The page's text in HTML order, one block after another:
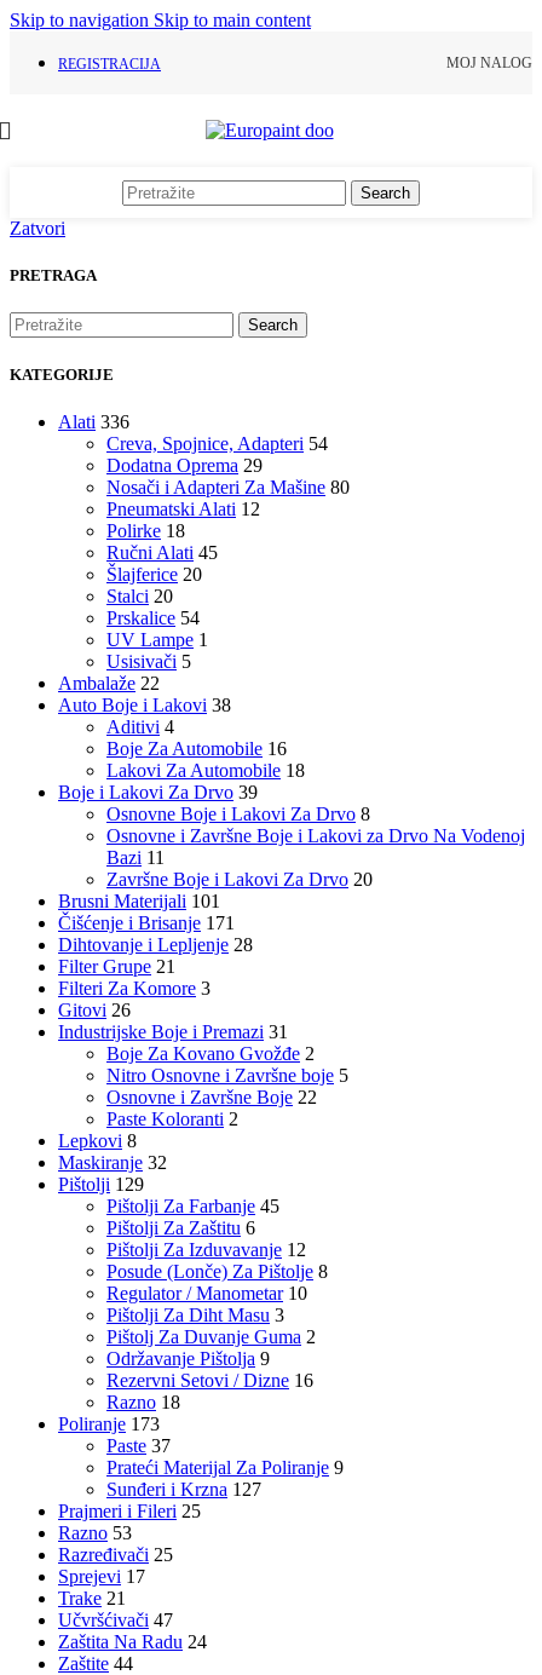
Skip to navigation Skip to main content
REGISTRACIJA MOJ NALOG
Search
Zatvori
PRETRAGA
Search
KATEGORIJE
Alati 336
Creva, Spojnice, Adapteri 54
Dodatna Oprema 29
Nosači i Adapteri Za Mašine 80
Pneumatski Alati 12
Polirke 18
Ručni Alati 45
Šlajferice 20
Stalci 20
Prskalice 54
UV Lampe 1
Usisivači 5
Ambalaže 22
Auto Boje i Lakovi 38
Aditivi 4
Boje Za Automobile 16
Lakovi Za Automobile 18
Boje i Lakovi Za Drvo 39
Osnovne Boje i Lakovi Za Drvo 8
Osnovne i Završne Boje i Lakovi za Drvo Na Vodenoj
Bazi 11
Završne Boje i Lakovi Za Drvo 20
Brusni Materijali 101
Čišćenje i Brisanje 171
Dihtovanje i Lepljenje 28
Filter Grupe 21
Filteri Za Komore 3
Gitovi 26
Industrijske Boje i Premazi 31
Boje Za Kovano Gvožđe 2
Nitro Osnovne i Završne boje 5
Osnovne i Završne Boje 22
Paste Koloranti 2
Lepkovi 8
Maskiranje 32
Pištolji 129
Pištolji Za Farbanje 45
Pištolji Za Zaštitu 6
Pištolji Za Izduvavanje 12
Posude (Lonče) Za Pištolje 8
Regulator / Manometar 10
Pištolji Za Diht Masu 3
Pištolj Za Duvanje Guma 2
Održavanje Pištolja 9
Rezervni Setovi / Dizne 16
Razno 18
Poliranje 173
Paste 37
Prateći Materijal Za Poliranje 9
Sunđeri i Krzna 127
Prajmeri i Fileri 25
Razno 53
Razređivači 25
Sprejevi 17
Trake 21
Učvršćivači 47
Zaštita Na Radu 24
Zaštite 44